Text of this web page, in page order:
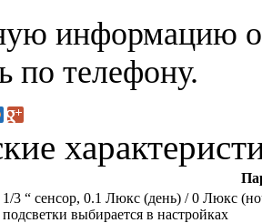
информацию
по телефону.
1/3 “ сенсор, 0.1 Люкс (день) / 0 Люкс
подсветки выбирается в настройках